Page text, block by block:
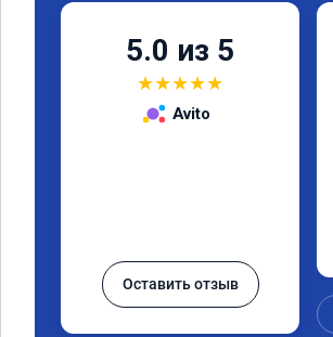
5.0 из 5
★★★★★
Avito
Оставить отзыв